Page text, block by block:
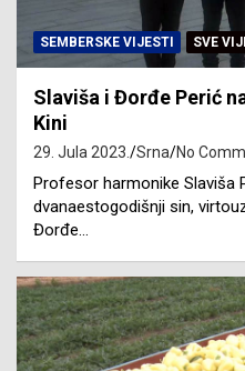
SEMBERSKE VIJESTI SVE
Slaviša i Đorđe Perić
Kini
29. Jula 2023. Srna No
Profesor harmonike Slaviša
dvanaestogodišnji sin,
Đorđe…